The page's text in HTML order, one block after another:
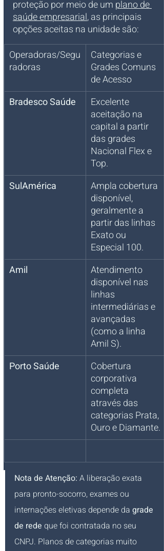
proteção por meio de um plano de
saúde empresarial, as principais
opções aceitas na unidade são:
Operadoras/Segu
radoras
Categorias e
Grades Comuns
de Acesso
Bradesco Saúde
Excelente
aceitação na
capital a partir
das grades
Nacional Flex e
Top.
SulAmérica
Ampla cobertura
disponível,
geralmente a
partir das linhas
Exato ou
Especial 100.
Amil
Atendimento
disponível nas
linhas
intermediárias e
avançadas
(como a linha
Amil S).
Porto Saúde
Cobertura
corporativa
completa
através das
categorias Prata,
Ouro e Diamante.
Nota de Atenção: A liberação exata
para pronto-socorro, exames ou
internações eletivas depende da grade
de rede que foi contratada no seu
CNPJ. Planos de categorias muito